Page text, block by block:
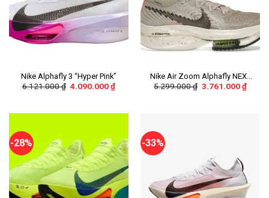
Nike Alphafly 3 “Hyper Pink”
6.121.000₫ 4.090.000₫
Nike Air Zoom Alphafly NEXT
Nature
5.299.000₫ 3.761.000₫
-28% -33%